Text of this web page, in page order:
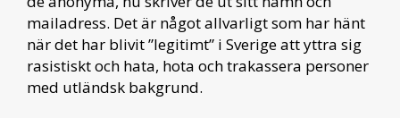
mailadress. Det är något allvarligt som har hänt
när det har blivit ”legitimt” i Sverige att yttra sig
rasistiskt och hata, hota och trakassera personer
med utländsk bakgrund.